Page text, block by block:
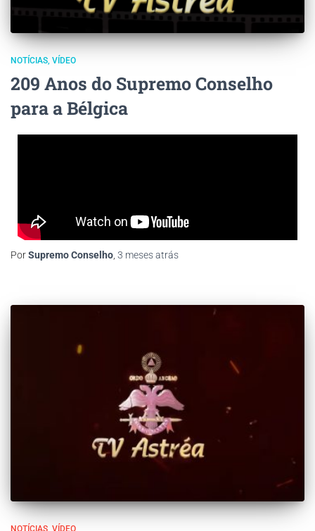
NOTÍCIAS VÍDEO
209 Anos do Supremo Conselho
para a Bélgica
PorSupremo Conselho, 3 mesesatrás
NOTÍCIAS VÍDEO